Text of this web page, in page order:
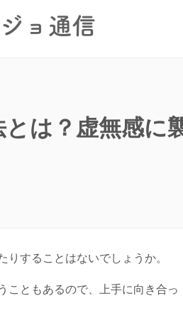
は？虚無感に
することはないでしょうか。
こともあるので、上手に向き合っ